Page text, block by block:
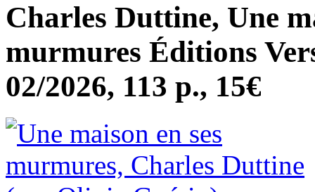
Charles Duttine, Une
murmures Éditions
02/2026, 113 p., 15€